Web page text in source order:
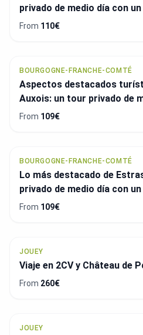
privado de medio día con
From 110€
BOURGOGNE-FRANCHE-COMTÉ
Aspectos destacados
Auxois: un tour privado de
From 109€
BOURGOGNE-FRANCHE-COMTÉ
Lo más destacado de
privado de medio día con
From 109€
JOUEY
Viaje en 2CV y Château de
From 260€
JOUEY